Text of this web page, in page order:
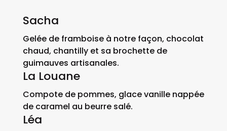
Sacha
Gelée de framboise à notre façon, chocolat
chaud, chantilly et sa brochette de
guimauves artisanales.
La Louane
Compote de pommes, glace vanille nappée
de caramel au beurre salé.
Léa